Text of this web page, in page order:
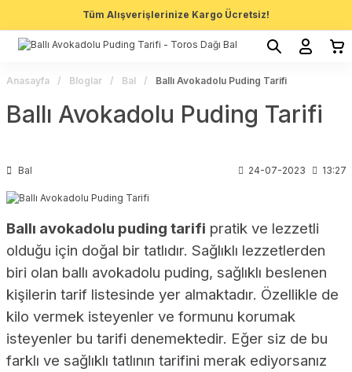
Tüm Alışverişlerinize Kargo Ücretsiz!
Anasayfa Bloglar Bal Ballı Avokadolu Puding Tarifi
Ballı Avokadolu Puding Tarifi
Bal 24-07-2023 13:27
Ballı avokadolu puding tarifi pratik ve lezzetli
olduğu için doğal bir tatlıdır. Sağlıklı lezzetlerden
biri olan ballı avokadolu puding, sağlıklı beslenen
kişilerin tarif listesinde yer almaktadır. Özellikle de
kilo vermek isteyenler ve formunu korumak
isteyenler bu tarifi denemektedir. Eğer siz de bu
farklı ve sağlıklı tatlının tarifini merak ediyorsanız